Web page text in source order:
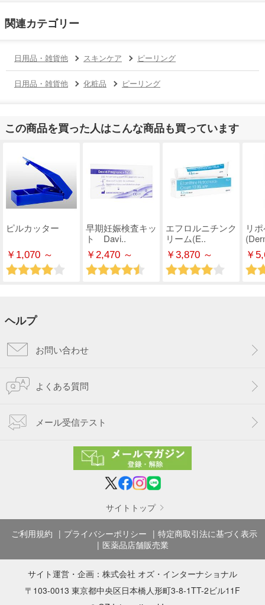
関連カテゴリー
日用品・雑貨他 スキンケア ピーリング
日用品・雑貨他 化粧品 ピーリング
この商品を買った人はこんな商品も買っています
ピルカッター
￥1,070 ～
早期妊娠検査キッ
ト Davi..
￥2,470 ～
エフロルニチンク
リーム(E..
￥3,870 ～
リ
￥
ヘルプ
お問い合わせ
よくある質問
メール受信テスト
サイトトップ
ご利用規約 プライバシーポリシー
特定商取引法に基づく表示
医薬品店舗販売業
サイト運営・企画： 株式会社 オズ・インターナショナル
〒103-0013 東京都中央区日本橋人形町3-8-1TT-2ビル11F